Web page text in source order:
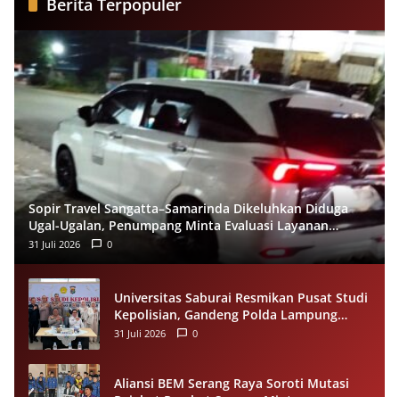
Berita Terpopuler
Sopir Travel Sangatta–Samarinda Dikeluhkan Diduga
Ugal-Ugalan, Penumpang Minta Evaluasi Layanan
Almeera
31 Juli 2026 0
Universitas Saburai Resmikan Pusat Studi
Kepolisian, Gandeng Polda Lampung
Perkuat Riset dan Pelayanan Publik
31 Juli 2026 0
Aliansi BEM Serang Raya Soroti Mutasi